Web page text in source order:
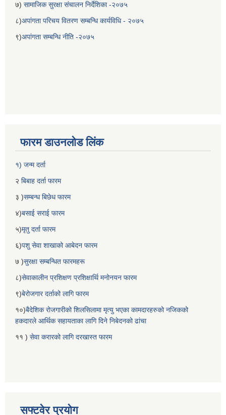
७) सामाजिक सुरक्षा संचालन निर्देशिका -२०७५
८)अपांगता परिचय वितरण सम्बन्धि कार्यविधि - २०७५
९)अपांगता सम्बन्धि नीति -२०७५
फारम डाउनलोड लिंक
१) जन्म दर्ता
२ बिबाह दर्ता फारम
३ )सम्बन्ध बिछेध फारम
४)बसाई सराई फारम
५)मृतु दर्ता फारम
६)पशु सेवा शाखाको आबेदन फारम
७ )सुरक्षा सम्बन्धित फारमहरू
८)सेवाकालीन प्रशिक्षण प्रशिक्षार्थि मनोनयन फारम
९)बेरोजगार दर्ताको लागि फारम
१०)बैदेशिक रोजगारीको शिलसिलामा मृत्यु भएका कामदारहरुको नजिकको
हकदारले आर्थिक सहायताका लागि दिने निबेदनको ढांचा
११ ) सेवा करारको लागि दरखास्त फारम
सफ्टवेर प्रयोग